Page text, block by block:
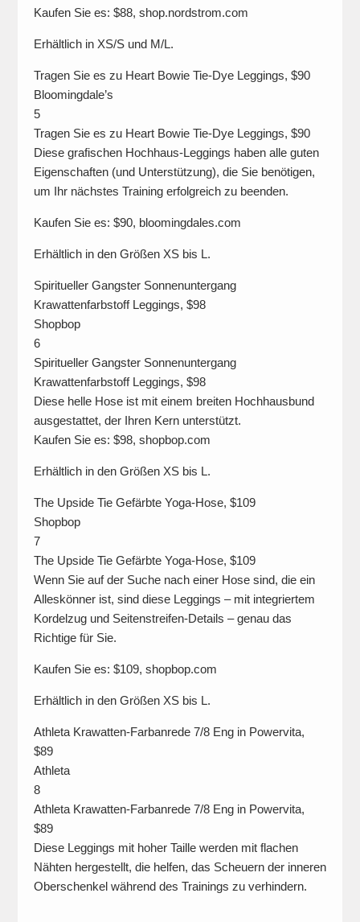
Kaufen Sie es: $88, shop.nordstrom.com
Erhältlich in XS/S und M/L.
Tragen Sie es zu Heart Bowie Tie-Dye Leggings, $90
Bloomingdale’s
5
Tragen Sie es zu Heart Bowie Tie-Dye Leggings, $90
Diese grafischen Hochhaus-Leggings haben alle guten
Eigenschaften (und Unterstützung), die Sie benötigen,
um Ihr nächstes Training erfolgreich zu beenden.
Kaufen Sie es: $90, bloomingdales.com
Erhältlich in den Größen XS bis L.
Spiritueller Gangster Sonnenuntergang
Krawattenfarbstoff Leggings, $98
Shopbop
6
Spiritueller Gangster Sonnenuntergang
Krawattenfarbstoff Leggings, $98
Diese helle Hose ist mit einem breiten Hochhausbund
ausgestattet, der Ihren Kern unterstützt.
Kaufen Sie es: $98, shopbop.com
Erhältlich in den Größen XS bis L.
The Upside Tie Gefärbte Yoga-Hose, $109
Shopbop
7
The Upside Tie Gefärbte Yoga-Hose, $109
Wenn Sie auf der Suche nach einer Hose sind, die ein
Alleskönner ist, sind diese Leggings – mit integriertem
Kordelzug und Seitenstreifen-Details – genau das
Richtige für Sie.
Kaufen Sie es: $109, shopbop.com
Erhältlich in den Größen XS bis L.
Athleta Krawatten-Farbanrede 7/8 Eng in Powervita,
$89
Athleta
8
Athleta Krawatten-Farbanrede 7/8 Eng in Powervita,
$89
Diese Leggings mit hoher Taille werden mit flachen
Nähten hergestellt, die helfen, das Scheuern der inneren
Oberschenkel während des Trainings zu verhindern.